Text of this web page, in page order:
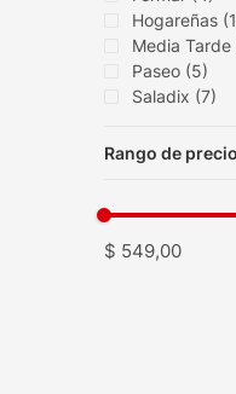
Hogareñas (1
Media Tarde
Paseo (5)
Saladix (7)
$ 549,00